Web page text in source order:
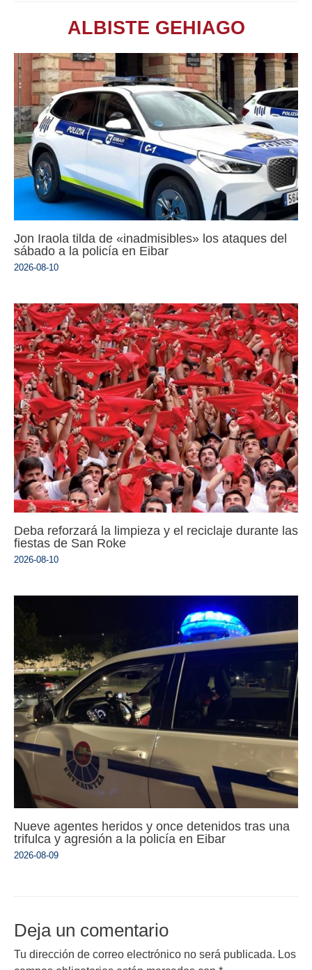
ALBISTE GEHIAGO
Jon Iraola tilda de «inadmisibles» los ataques del
sábado a la policía en Eibar
2026-08-10
Deba reforzará la limpieza y el reciclaje durante las
fiestas de San Roke
2026-08-10
Nueve agentes heridos y once detenidos tras una
trifulca y agresión a la policía en Eibar
2026-08-09
Deja un comentario
Tu dirección de correo electrónico no será publicada. Los